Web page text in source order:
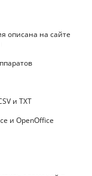
описана на сайте
и TXT
и OpenOffice